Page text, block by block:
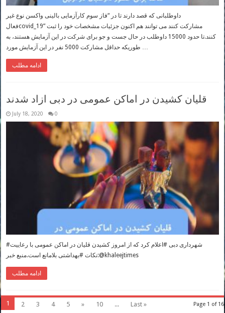
داوطلبانی که قصد دارند تا در “فاز سوم کارآزمایی بالینی واکسن نوع غیر
فعالcovid_19” مشارکت کنند می توانند هم اکنون جزئیات مشخصات خود را ثبت
کنند.تا حدود 15000 داوطلب در حال جست و جو برای شرکت در این آزمایش هستند، به
طوریکه حداقل مشارکت 5000 نفر در این آزمایش مورد …
ادامه مطلب
قلیان کشیدن در اماکن عمومی در دبی ازاد شدند
July 18, 2020 0
#شهرداری دبی #اعلام کرد که از امروز کشیدن قلیان در اماکن عمومی با رعاییت
نکات #بهداشتی بلامانع است.منبع خبر:@khaleejtimes
ادامه مطلب
Page 1 of 16
1 2 3 4 5 » 10 ... Last »